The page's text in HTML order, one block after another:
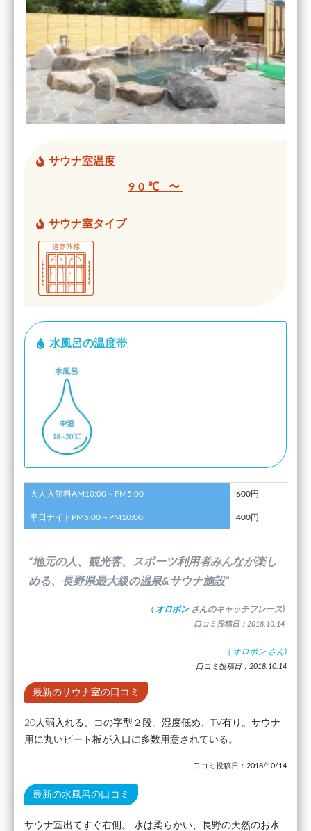
サウナ室温度
90℃ 〜
サウナ室タイプ
水風呂の温度帯
大人入館料AM10:00～PM5:00 600円
平日ナイトPM5:00～PM10:00 400円
”地元の人、観光客、スポーツ利用者みんなが楽し
める、長野県最大級の温泉&サウナ施設”
( オロポン さんのキャッチフレーズ)
口コミ投稿日：2018.10.14
( オロポン さん)
口コミ投稿日：2018.10.14
最新のサウナ室の口コミ
20人弱入れる、コの字型２段。湿度低め、TV有り。サウナ
用に丸いビート板が入口に多数用意されている。
口コミ投稿日：2018/10/14
最新の水風呂の口コミ
サウナ室出てすぐ右側。 水は柔らかい、長野の天然のお水